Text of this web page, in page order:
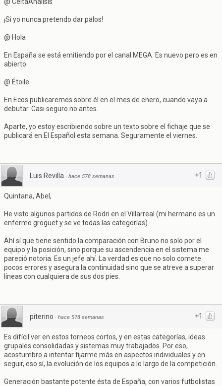
¡Si yo nunca pretendo dar palos!
@ Hola
En España se está emitiendo por el canal MEGA. Es nuevo pero es en
abierto.
@ Étoile
En Ecos publicaremos sobre él en el mes de enero, cuando vaya a
debutar. Casi seguro no antes.
Aparte, yo estoy escribiendo sobre un texto sobre el fichaje que se
publicará en El Español esta semana. Seguramente el viernes.
+1
Luis Revilla · hace 578 semanas
Quintana, Abel,
He visto algunos partidos de Rodri en el Villarreal (mi hermano es un
enfermo groguet y se ve todas las categorías).
Ahí sí que tiene sentido la comparación con Bruno no solo por el
equipo y la posición, sino porque su ascendencia en el sistema me
pareció notoria. Es un jefe ahí. La verdad es que no solo comete
pocos errores y asegura la continuidad sino que se atreve a superar
líneas con cualquiera de sus dos pies.
+1
piterino · hace 578 semanas
Es difícil ver en estos torneos cortos, y en estas categorías, ideas
grupales consolidadas y sistemas muy trabajados. Por eso,
acostumbro a intentar fijarme más en aspectos individuales y en
seguir, eso sí, la evolución de los equipos a lo largo de la competición.
Generación bastante potente ésta de España, con varios futbolistas